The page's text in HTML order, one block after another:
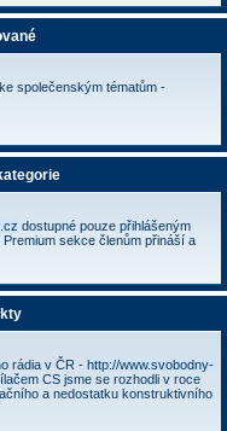
společenským tématům -
dostupné pouze přihlášeným
sekce členům přináší a
rádia v ČR - http://www.svobodny-
CS jsme se rozhodli v roce
a nedostatku konstruktivního